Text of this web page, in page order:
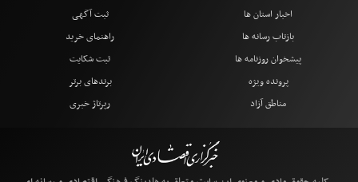
اخبار استان ها
بازتاب رسانه ها
پیشخوان روزنامه ها
پرونده ویژه
مناطق آزاد
ثبت آگهی
راهنمای خرید
ثبت شکایت
برندهای برتر
رپرتاژ خبری